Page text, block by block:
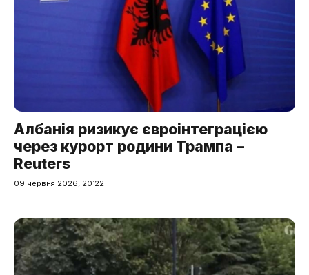
Албанія ризикує євроінтеграцією
через курорт родини Трампа –
Reuters
09 червня 2026, 20:22